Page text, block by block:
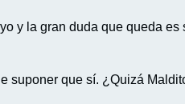
y la gran duda que queda
suponer que sí. ¿Quizá